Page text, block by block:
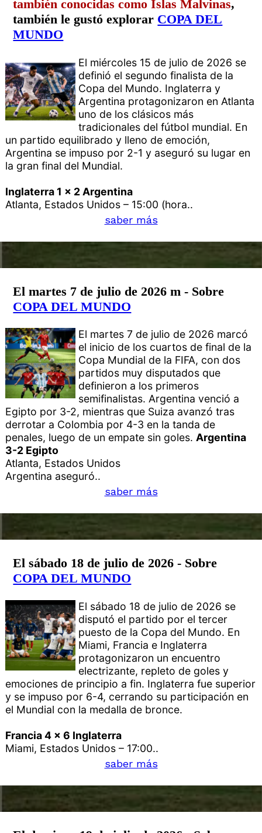
también conocidas como Islas Malvinas,
también le gustó explorar COPA DEL
MUNDO
El miércoles 15 de julio de 2026 se
definió el segundo finalista de la
Copa del Mundo. Inglaterra y
Argentina protagonizaron en Atlanta
uno de los clásicos más
tradicionales del fútbol mundial. En
un partido equilibrado y lleno de emoción,
Argentina se impuso por 2-1 y aseguró su lugar en
la gran final del Mundial.
Inglaterra 1 x 2 Argentina
Atlanta, Estados Unidos – 15:00 (hora..
saber más
El martes 7 de julio de 2026 m - Sobre
COPA DEL MUNDO
El martes 7 de julio de 2026 marcó
el inicio de los cuartos de final de la
Copa Mundial de la FIFA, con dos
partidos muy disputados que
definieron a los primeros
semifinalistas. Argentina venció a
Egipto por 3-2, mientras que Suiza avanzó tras
derrotar a Colombia por 4-3 en la tanda de
penales, luego de un empate sin goles. Argentina
3-2 Egipto
Atlanta, Estados Unidos
Argentina aseguró..
saber más
El sábado 18 de julio de 2026 - Sobre
COPA DEL MUNDO
El sábado 18 de julio de 2026 se
disputó el partido por el tercer
puesto de la Copa del Mundo. En
Miami, Francia e Inglaterra
protagonizaron un encuentro
electrizante, repleto de goles y
emociones de principio a fin. Inglaterra fue superior
y se impuso por 6-4, cerrando su participación en
el Mundial con la medalla de bronce.
Francia 4 x 6 Inglaterra
Miami, Estados Unidos – 17:00..
saber más